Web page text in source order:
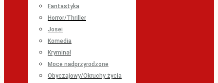
Fantastyka
Horror/Thriller
Josei
Komedia
Kryminał
Moce nadprzyrodzone
Obyczajowy/Okruchy życia